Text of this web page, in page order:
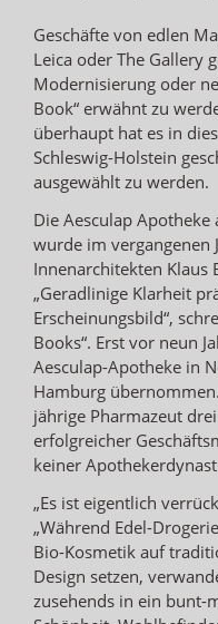
Geschäfte von edlen
Leica oder The Gallery
Modernisierung oder
Book“ erwähnt zu
überhaupt hat es in
Schleswig-Holstein
ausgewählt zu werden.
Die Aesculap
wurde im vergangenen
Innenarchitekten Klaus
„Geradlinige Klarheit
Erscheinungsbild“,
Books“. Erst vor neun
Aesculap-Apotheke in
Hamburg
jährige Pharmazeut
erfolgreicher
keiner
„Es ist eigentlich
„Während Edel-
Bio-Kosmetik auf
Design setzen,
zusehends in ein bunt-